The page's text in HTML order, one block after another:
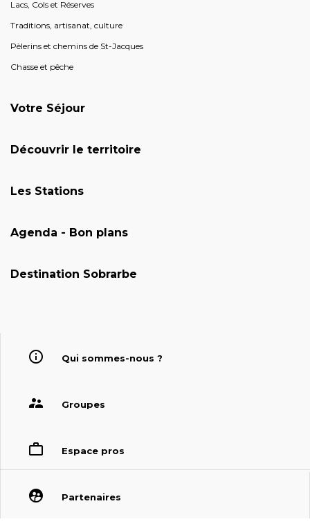
Lacs, Cols et Réserves
Traditions, artisanat, culture
Pèlerins et chemins de St-Jacques
Chasse et pêche
Votre Séjour
Découvrir le territoire
Les Stations
Agenda - Bon plans
Destination Sobrarbe
Qui sommes-nous ?
Groupes
Espace pros
Partenaires